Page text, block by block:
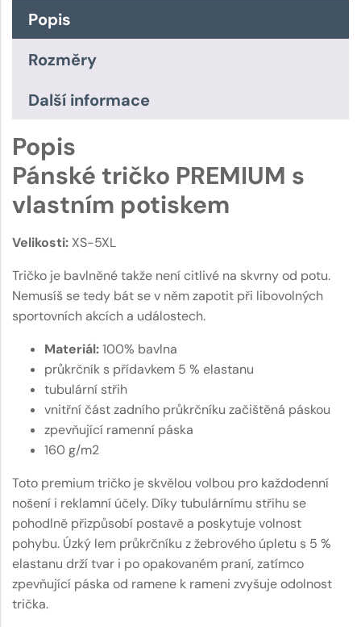
Popis
Rozměry
Další informace
Popis
Pánské tričko PREMIUM s
vlastním potiskem
Velikosti: XS-5XL
Tričko je bavlněné takže není citlivé na skvrny od potu.
Nemusíš se tedy bát se v něm zapotit při libovolných
sportovních akcích a událostech.
Materiál:100% bavlna
průkrčník s přídavkem 5 % elastanu
tubulární střih
vnitřní část zadního průkrčníku začištěná páskou
zpevňující ramenní páska
160 g/m2
Toto premium tričko je skvělou volbou pro každodenní
nošení i reklamní účely. Díky tubulárnímu střihu se
pohodlně přizpůsobí postavě a poskytuje volnost
pohybu. Úzký lem průkrčníku z žebrového úpletu s 5 %
elastanu drží tvar i po opakovaném praní, zatímco
zpevňující páska od ramene k rameni zvyšuje odolnost
trička.